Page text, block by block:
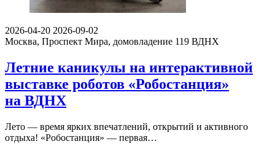
2026-04-20 2026-09-02
Москва, Проспект Мира, домовладение 119 ВДНХ
Летние каникулы на интерактивной
выставке роботов «Робостанция»
на ВДНХ
Лето — время ярких впечатлений, открытий и активного
отдыха! «Робостанция» — первая…